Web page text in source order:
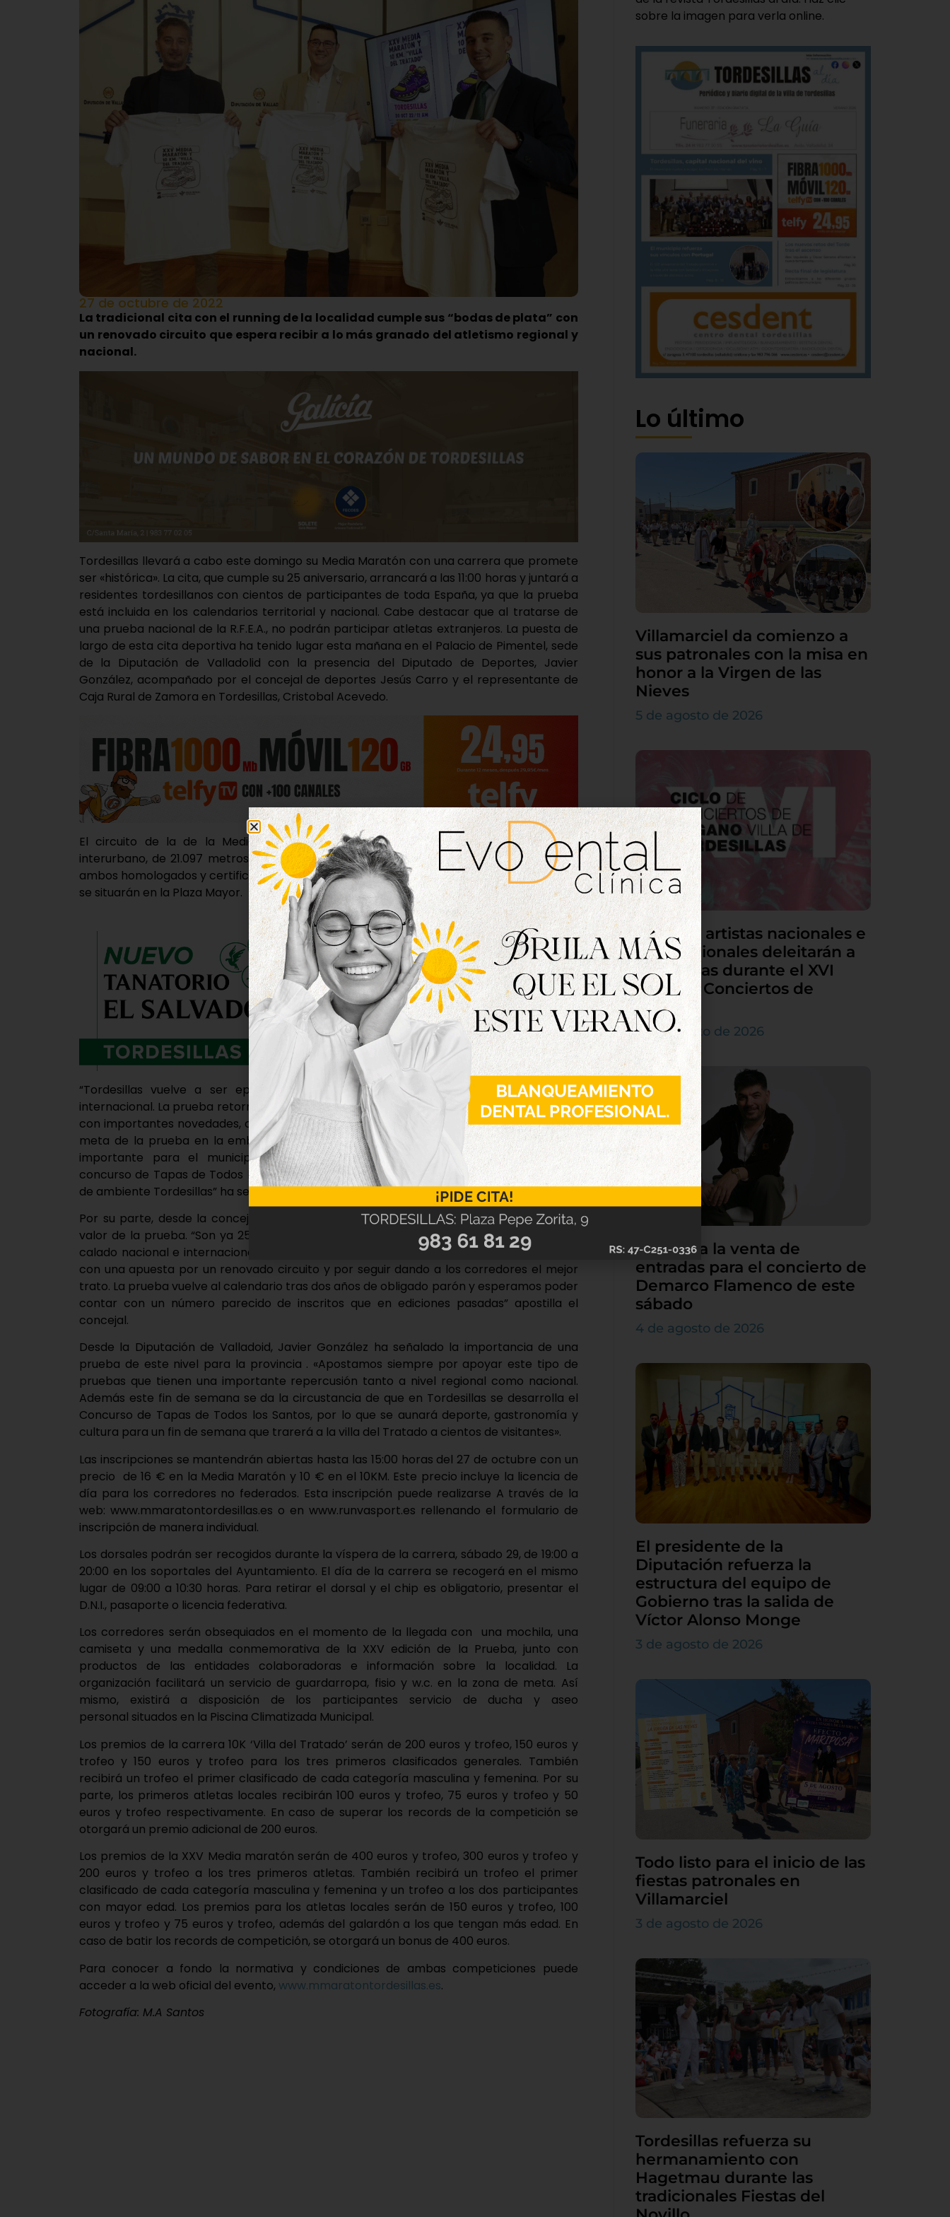
27 de octubre de 2022
La tradicional cita con el running de la localidad cumple sus “bodas de plata” con
un renovado circuito que espera recibir a lo más granado del atletismo regional y
nacional.
Tordesillas llevará a cabo este domingo su Media Maratón con una carrera que promete
ser «histórica». La cita, que cumple su 25 aniversario, arrancará a las 11:00 horas y juntará a
residentes tordesillanos con cientos de participantes de toda España, ya que la prueba
está incluida en los calendarios territorial y nacional. Cabe destacar que al tratarse de
una prueba nacional de la R.F.E.A., no podrán participar atletas extranjeros. La puesta de
largo de esta cita deportiva ha tenido lugar esta mañana en el Palacio de Pimentel, sede
de la Diputación de Valladolid con la presencia del Diputado de Deportes, Javier
González, acompañado por el concejal de deportes Jesús Carro y el representante de
Caja Rural de Zamora en Tordesillas, Cristobal Acevedo.
El circuito de la de la Media Maratón se desarrollará sobre un circuito urbano e
interurbano, de 21.097 metros y la de 10 KM sobre un circuito urbano de 10.000 metros,
ambos homologados y certificados por la R.F.E.A y la AIMS. Tanto la salida como la llegada
se situarán en la Plaza Mayor.
“Tordesillas vuelve a ser epicentro de una cita deportiva con calado nacional e
internacional. La prueba retorna al calendario tras dos años de ausencia por la pandemia
con importantes novedades, como es el renovado circuito y la localización de la salida y
meta de la prueba en la emblemática Plaza Mayor de la Villa. Será un fin de semana
importante para el municipio, pues aunaremos deporte, gastronomía gracias al
concurso de Tapas de Todos los Santos y una oferta cultural, que a buen seguro llenará
de ambiente Tordesillas” ha señalado Miguel Ángel Oliveira, alcalde de Tordesillas.
Por su parte, desde la concejalía de deportes, Jesús Carro ha puesto de manifiesto el
valor de la prueba. “Son ya 25 ediciones las que se lleva realizando esta prueba con un
calado nacional e internacional de renombre. Este año cumplimos esas bodas de plata
con una apuesta por un renovado circuito y por seguir dando a los corredores el mejor
trato. La prueba vuelve al calendario tras dos años de obligado parón y esperamos poder
contar con un número parecido de inscritos que en ediciones pasadas” apostilla el
concejal.
Desde la Diputación de Valladoid, Javier González ha señalado la importancia de una
prueba de este nivel para la provincia . «Apostamos siempre por apoyar este tipo de
pruebas que tienen una importante repercusión tanto a nivel regional como nacional.
Además este fin de semana se da la circustancia de que en Tordesillas se desarrolla el
Concurso de Tapas de Todos los Santos, por lo que se aunará deporte, gastronomía y
cultura para un fin de semana que trarerá a la villa del Tratado a cientos de visitantes».
Las inscripciones se mantendrán abiertas hasta las 15:00 horas del 27 de octubre con un
precio de 16 € en la Media Maratón y 10 € en el 10KM. Este precio incluye la licencia de
día para los corredores no federados. Esta inscripción puede realizarse A través de la
web: www.mmaratontordesillas.es o en www.runvasport.es rellenando el formulario de
inscripción de manera individual.
Los dorsales podrán ser recogidos durante la víspera de la carrera, sábado 29, de 19:00 a
20:00 en los soportales del Ayuntamiento. El día de la carrera se recogerá en el mismo
lugar de 09:00 a 10:30 horas. Para retirar el dorsal y el chip es obligatorio, presentar el
D.N.I., pasaporte o licencia federativa.
Los corredores serán obsequiados en el momento de la llegada con una mochila, una
camiseta y una medalla conmemorativa de la XXV edición de la Prueba, junto con
productos de las entidades colaboradoras e información sobre la localidad. La
organización facilitará un servicio de guardarropa, fisio y w.c. en la zona de meta. Así
mismo, existirá a disposición de los participantes servicio de ducha y aseo
personal situados en la Piscina Climatizada Municipal.
Los premios de la carrera 10K ‘Villa del Tratado’ serán de 200 euros y trofeo, 150 euros y
trofeo y 150 euros y trofeo para los tres primeros clasificados generales. También
recibirá un trofeo el primer clasificado de cada categoría masculina y femenina. Por su
parte, los primeros atletas locales recibirán 100 euros y trofeo, 75 euros y trofeo y 50
euros y trofeo respectivamente. En caso de superar los records de la competición se
otorgará un premio adicional de 200 euros.
Los premios de la XXV Media maratón serán de 400 euros y trofeo, 300 euros y trofeo y
200 euros y trofeo a los tres primeros atletas. También recibirá un trofeo el primer
clasificado de cada categoría masculina y femenina y un trofeo a los dos participantes
con mayor edad. Los premios para los atletas locales serán de 150 euros y trofeo, 100
euros y trofeo y 75 euros y trofeo, además del galardón a los que tengan más edad. En
caso de batir los records de competición, se otorgará un bonus de 400 euros.
Para conocer a fondo la normativa y condiciones de ambas competiciones puede
acceder a la web oficial del evento, www.mmaratontordesillas.es.
Fotografía: M.A Santos
sobre la imagen para verla online.
Lo último
Villamarciel da comienzo a
sus patronales con la misa en
honor a la Virgen de las
Nieves
5 de agosto de 2026
Grandes artistas nacionales e
internacionales deleitarán a
Tordesillas durante el XVI
Ciclo de Conciertos de
Órgano
4 de agosto de 2026
Continúa la venta de
entradas para el concierto de
Demarco Flamenco de este
sábado
4 de agosto de 2026
El presidente de la
Diputación refuerza la
estructura del equipo de
Gobierno tras la salida de
Víctor Alonso Monge
3 de agosto de 2026
Todo listo para el inicio de las
fiestas patronales en
Villamarciel
3 de agosto de 2026
Tordesillas refuerza su
hermanamiento con
Hagetmau durante las
tradicionales Fiestas del